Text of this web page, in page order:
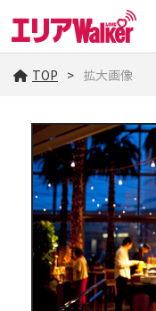
TOP 拡大画像